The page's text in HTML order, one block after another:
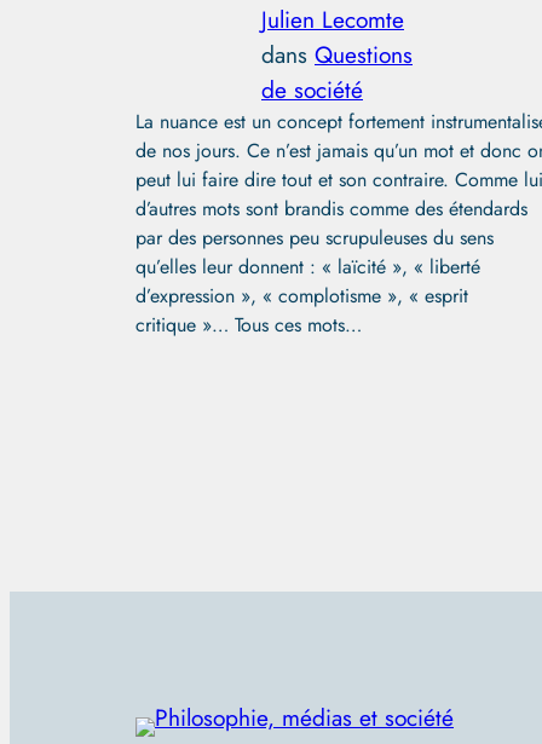
Julien Lecomte
dans Questions
de société
La nuance est un concept fortement
de nos jours. Ce n’est jamais qu’un mot et donc
peut lui faire dire tout et son contraire. Comme
d’autres mots sont brandis comme des étendards
par des personnes peu scrupuleuses du sens
qu’elles leur donnent : « laïcité », « liberté
d’expression », « complotisme », « esprit
critique »… Tous ces mots…